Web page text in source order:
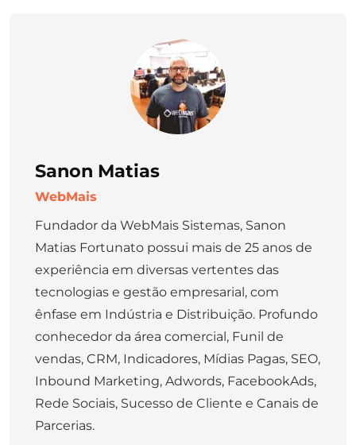
Sanon Matias
WebMais
Fundador da WebMais Sistemas, Sanon
Matias Fortunato possui mais de 25 anos de
experiência em diversas vertentes das
tecnologias e gestão empresarial, com
ênfase em Indústria e Distribuição. Profundo
conhecedor da área comercial, Funil de
vendas, CRM, Indicadores, Mídias Pagas, SEO,
Inbound Marketing, Adwords, FacebookAds,
Rede Sociais, Sucesso de Cliente e Canais de
Parcerias.